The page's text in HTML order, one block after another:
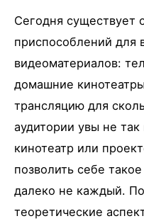
Сегодня существует
приспособлений для
видеоматериалов:
домашние
трансляцию для
аудитории увы не
кинотеатр или
позволить себе
далеко не каждый.
теоретические